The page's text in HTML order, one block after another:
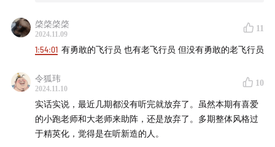
🟤
文艺复兴科技公司的新难题：模型建好了，数据库
55:32 文艺复兴英雄榜第五位登场：伯勒坎普，为文艺复
兴引入了迄今为止仍然非常重要的交易原则-短期高频交易
什么是短期高频交易？为什么当时被整个华尔街鄙
“我”+“是”的概率比较大，但“我”不一定说“是”，两者之间没有
必然关系。
马尔可夫模型有顺序，概率发生的大小和顺序有关。但隐马
线性的状态之间找到一些规律，确定两者之间的相关性。
据分析，用贝叶斯定理赋权重，每次调整。用权重调整的方
式不停进化，越来越精确、越符合你的习惯。
隐藏的底层逻辑是历史会重复自己。过去发生的事情很可能
棨棨棨棨
2024.11.09
11
1:54:01 有勇敢的飞行员 也有老飞行员 但没有勇敢的老飞行员
令狐玮
2024.11.10
10
实话实说，最近几期都没有听完就放弃了。虽然本期有喜爱
的小跑老师和大老师来助阵，还是放弃了。多期整体风格过
于精英化，觉得是在听新造的人。